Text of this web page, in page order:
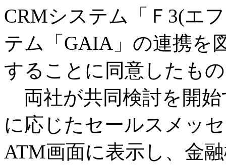
CRMシステム「Ｆ3(エ
テム「GAIA」の連携を
することに同意したも
両社が共同検討を開
に応じたセールスメッ
ATM画面に表示し、金